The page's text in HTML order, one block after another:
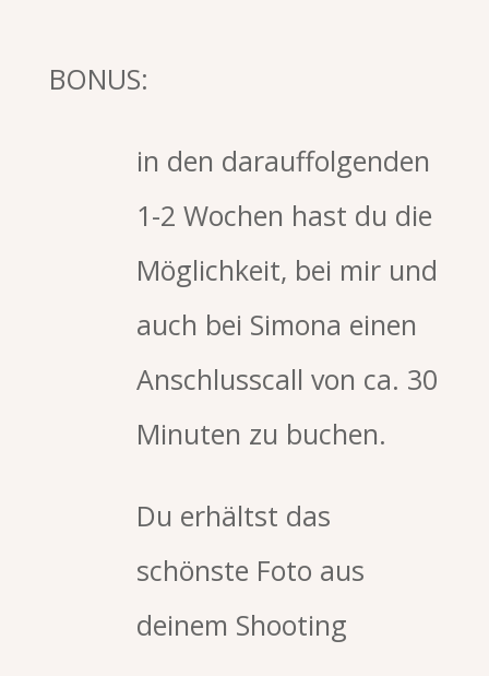
BONUS:
in den darauffolgenden
1-2 Wochen hast du die
Möglichkeit, bei mir und
auch bei Simona einen
Anschlusscall von ca. 30
Minuten zu buchen.
Du erhältst das
schönste Foto aus
deinem Shooting